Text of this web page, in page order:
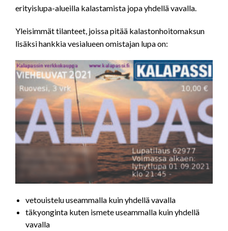
erityislupa-alueilla kalastamista jopa yhdellä vavalla.
Yleisimmät tilanteet, joissa pitää kalastonhoitomaksun
lisäksi hankkia vesialueen omistajan lupa on:
vetouistelu useammalla kuin yhdellä vavalla
täkyonginta kuten ismete useammalla kuin yhdellä
vavalla